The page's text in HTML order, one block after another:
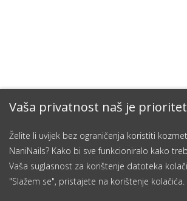
Vaša privatnost naš je
Želite li uvijek bez ograničenja koristiti
NaniNails? Kako bi sve funkcioniralo kako
Vaša suglasnost za korištenje datoteka
"Slažem se", pristajete na korištenje kolačića.